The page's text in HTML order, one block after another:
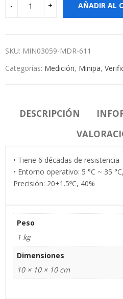
AÑADIR AL
SKU: MIN03059-MDR-611
Categorías: Medición, Minipa,
DESCRIPCIÓN
• Tiene 6 décadas de resistencia
• Entorno operativo: 5 °C ~ 35
Precisión: 20±1.5ºC, 40%
Peso
1 kg
Dimensiones
10 × 10 × 10 cm